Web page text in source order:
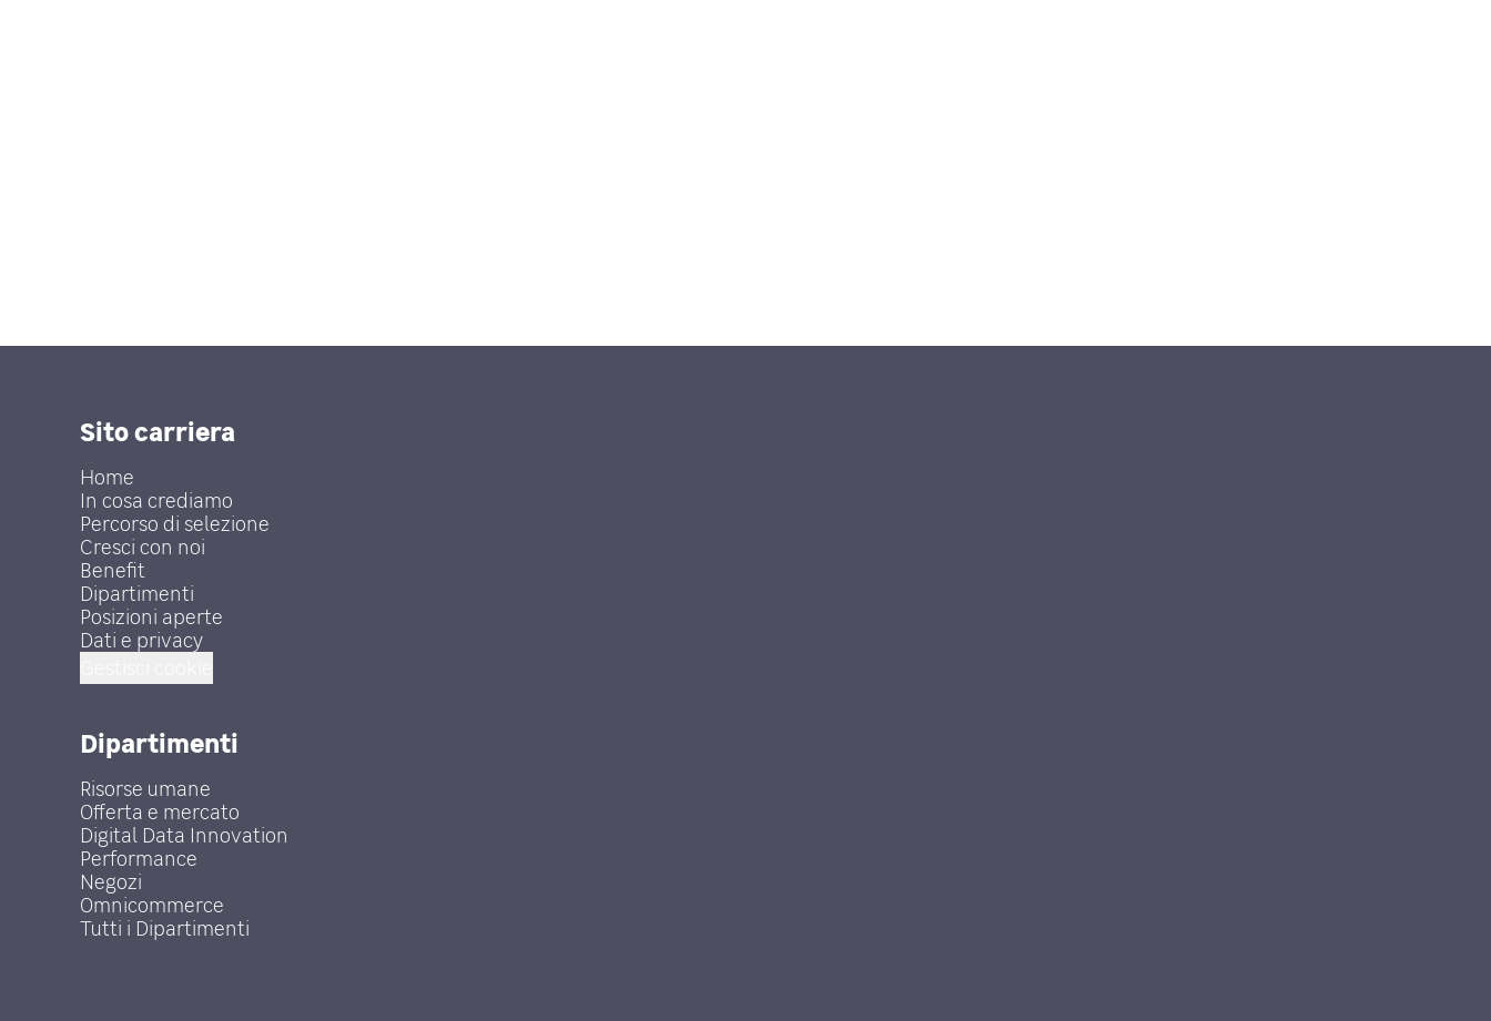
Sito carriera
Home
In cosa crediamo
Percorso di selezione
Cresci con noi
Benefit
Dipartimenti
Posizioni aperte
Dati e privacy
Dipartimenti
Risorse umane
Offerta e mercato
Digital Data Innovation
Performance
Negozi
Omnicommerce
Tutti i Dipartimenti